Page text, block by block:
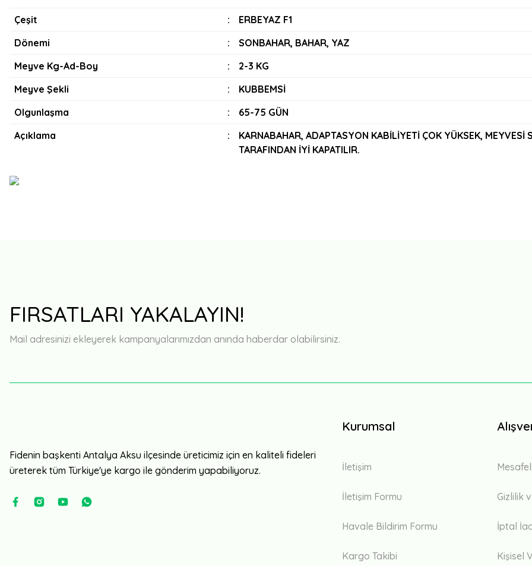
Çeşit :
ERBEYAZ F1
Dönemi
:
SONBAHAR, BAHAR, YAZ
Meyve Kg-Ad-Boy
:
2-3 KG
Meyve Şekli
:
KUBBEMSİ
Olgunlaşma
:
65-75 GÜN
Açıklama
:
KARNABAHAR, ADAPTASYON KABİLİYETİ ÇOK YÜKSEK, MEYVESİ
TARAFINDAN İYİ KAPATILIR.
FIRSATLARI YAKALAYIN!
Mail adresinizi ekleyerek kampanyalarımızdan anında haberdar olabilirsiniz.
Fidenin başkenti Antalya Aksu ilçesinde üreticimiz için en kaliteli fideleri
üreterek tüm Türkiye'ye kargo ile gönderim yapabiliyoruz.
Kurumsal
İletişim
İletişim Formu
Havale Bildirim Formu
Kargo Takibi
Gizlilik
İptal
Kişisel